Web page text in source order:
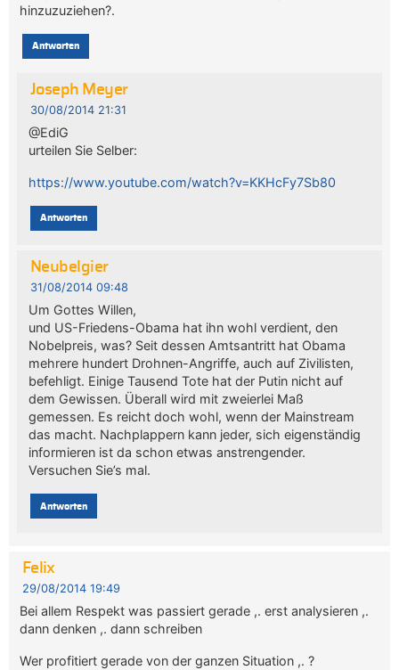
hinzuzuziehen?.
Antworten
Joseph Meyer
30/08/2014 21:31
@EdiG
urteilen Sie Selber:
https://www.youtube.com/watch?v=KKHcFy7Sb80
Antworten
Neubelgier
31/08/2014 09:48
Um Gottes Willen,
und US-Friedens-Obama hat ihn wohl verdient, den
Nobelpreis, was? Seit dessen Amtsantritt hat Obama
mehrere hundert Drohnen-Angriffe, auch auf Zivilisten,
befehligt. Einige Tausend Tote hat der Putin nicht auf
dem Gewissen. Überall wird mit zweierlei Maß
gemessen. Es reicht doch wohl, wenn der Mainstream
das macht. Nachplappern kann jeder, sich eigenständig
informieren ist da schon etwas anstrengender.
Versuchen Sie’s mal.
Antworten
Felix
29/08/2014 19:49
Bei allem Respekt was passiert gerade ,. erst analysieren ,.
dann denken ,. dann schreiben
Wer profitiert gerade von der ganzen Situation ,. ?